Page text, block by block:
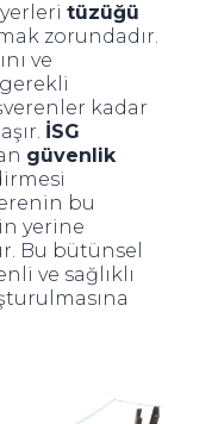
tüzüğü
zorundadır.
ve
kadar
İSG
güvenlik
bu
yerine
Bu bütünsel
ve sağlıklı